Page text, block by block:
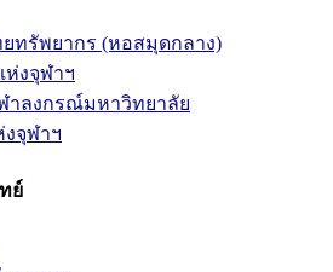
ทรัพยากร (หอสมุดกลาง)
งจุฬาฯ
าลงกรณ์มหาวิทยาลัย
จุฬาฯ
ย์